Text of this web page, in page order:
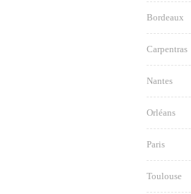
Bordeaux
Carpentras
Nantes
Orléans
Paris
Toulouse